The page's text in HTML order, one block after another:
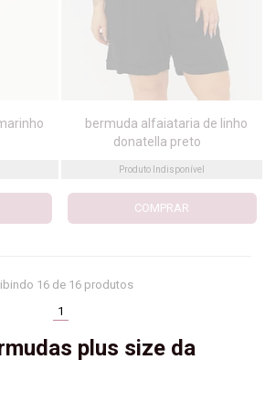
bermuda alfaiataria de linho
donatella preto
Produto Indisponível
COMPRAR
16de 16 produtos
1
plus size da